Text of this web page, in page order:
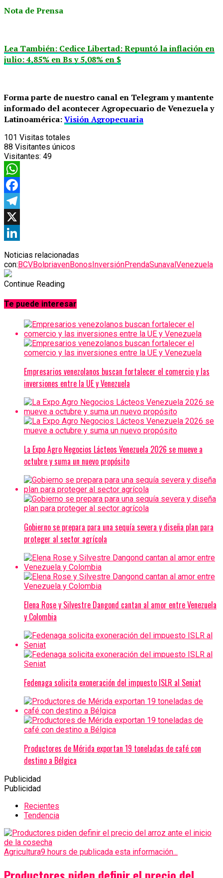
Nota de Prensa
Lea También: Cedice Libertad: Repuntó la inflación en
julio: 4,85% en Bs y 5,08% en $
Forma parte de nuestro canal en Telegram y mantente
informado del acontecer Agropecuario de Venezuela y
Latinoamérica:Visión Agropecuaria
101 Visitas totales
88 Visitantes únicos
Visitantes: 49
WhatsApp
Facebook
Telegram
X
Noticias relacionadas
con:BCVBolpriavenBonosInversiónPrendaSunavalVenezuela
Continue Reading
Te puede interesar
Empresarios venezolanos buscan fortalecer el comercio y las
inversiones entre la UE y Venezuela
La Expo Agro Negocios Lácteos Venezuela 2026 se mueve a
octubre y suma un nuevo propósito
Gobierno se prepara para una sequía severa y diseña plan para
proteger al sector agrícola
Elena Rose y Silvestre Dangond cantan al amor entre Venezuela
y Colombia
Fedenaga solicita exoneración del impuesto ISLR al Seniat
Productores de Mérida exportan 19 toneladas de café con
destino a Bélgica
Publicidad
Publicidad
Recientes
Tendencia
Agricultura9 hours de publicada esta información...